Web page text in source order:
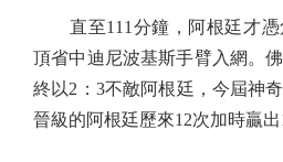
直至111分鐘，阿根廷才憑
頂省中迪尼波基斯手臂入網。
終以2：3不敵阿根廷，今屆神
晉級的阿根廷歷來12次加時贏出